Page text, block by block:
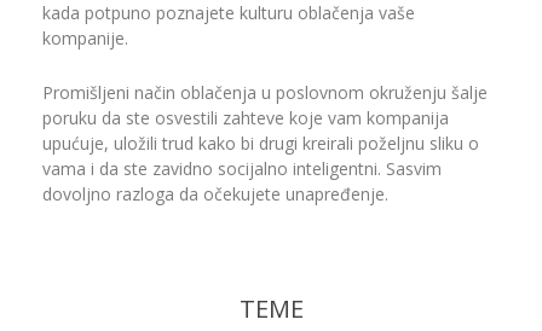
kada potpuno poznajete kulturu oblačenja vaše
kompanije.
Promišljeni način oblačenja u poslovnom okruženju šalje
poruku da ste osvestili zahteve koje vam kompanija
upućuje, uložili trud kako bi drugi kreirali poželjnu sliku o
vama i da ste zavidno socijalno inteligentni. Sasvim
dovoljno razloga da očekujete unapređenje.
TEME